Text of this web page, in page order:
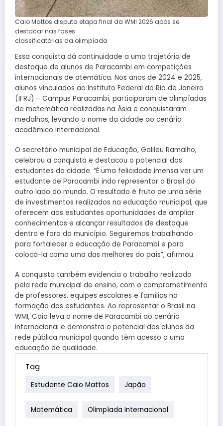
Caio Mattos disputa etapa final da WMI 2026 após se
destacar nas fases
classificatórias da olimpíada
Essa conquista dá continuidade a uma trajetória de
destaque de alunos de Paracambi em competições
internacionais de atemática. Nos anos de 2024 e 2025,
alunos vinculados ao Instituto Federal do Rio de Janeiro
(IFRJ) – Campus Paracambi, participaram de olimpíadas
de matemática realizadas na Ásia e conquistaram
medalhas, levando o nome da cidade ao cenário
acadêmico internacional.
O secretário municipal de Educação, Galileu Ramalho,
celebrou a conquista e destacou o potencial dos
estudantes da cidade. “É uma felicidade imensa ver um
estudante de Paracambi indo representar o Brasil do
outro lado do mundo. O resultado é fruto de uma série
de investimentos realizados na educação municipal, que
oferecem aos estudantes oportunidades de ampliar
conhecimentos e alcançar resultados de destaque
dentro e fora do município. Seguiremos trabalhando
para fortalecer a educação de Paracambi e para
colocá-la como uma das melhores do país”, afirmou.
A conquista também evidencia o trabalho realizado
pela rede municipal de ensino, com o comprometimento
de professores, equipes escolares e famílias na
formação dos estudantes. Ao representar o Brasil na
WMI, Caio leva o nome de Paracambi ao cenário
internacional e demonstra o potencial dos alunos da
rede pública municipal quando têm acesso a uma
educação de qualidade.
Tag
Estudante Caio Mattos Japão
Matemática Olimpíada Internacional